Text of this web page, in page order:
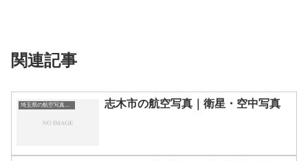
関連記事
埼玉県の航空写真・空中写真 志木市の航空写真｜衛星・空中写真